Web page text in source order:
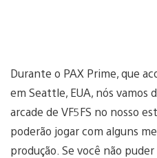
Durante o PAX Prime, que
em Seattle, EUA, nós vamos
arcade de VF5FS no nosso
poderão jogar com alguns
produção. Se você não